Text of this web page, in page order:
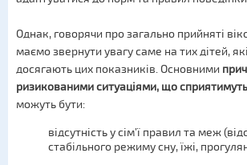
Однак, говорячи про загально прийняті
маємо звернути увагу саме на тих дітей,
досягають цих показників. Основними
ризикованими ситуаціями, що
можуть бути:
відсутність у сім’ї правил та меж
стабільного режиму сну, їжі,